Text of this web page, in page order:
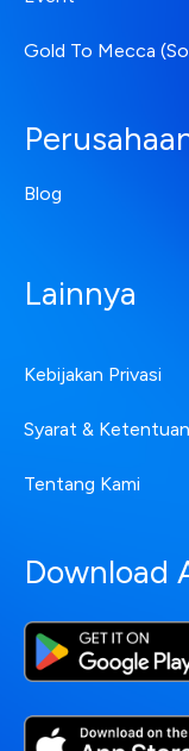
Gold To Mecca
Blog
Lainnya
Kebijakan Privasi
Syarat & Ketentuan
Tentang Kami
Download